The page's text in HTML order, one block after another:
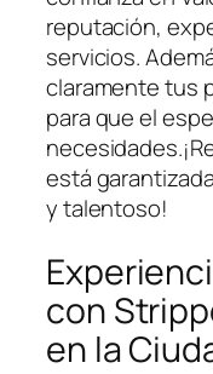
reputación,
servicios.
claramente tus
para que el
está
y talentoso!
‌con
en la